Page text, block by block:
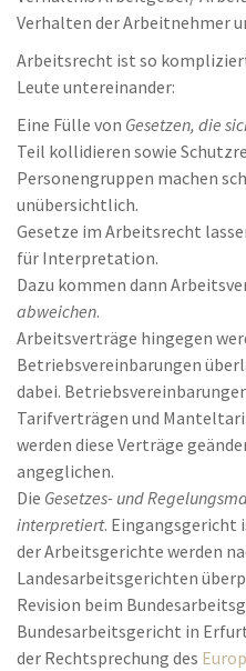
Verhalten der Arbeitnehmer
Arbeitsrecht ist so
Leute untereinander:
Eine Fülle von Gesetzen, die
Teil kollidieren sowie
Personengruppen machen
unübersichtlich.
Gesetze im Arbeitsrecht
für Interpretation.
Dazu kommen dann
abweichen.
Arbeitsverträge hingegen
Betriebsvereinbarungen
dabei.
Tarifverträgen und
werden diese Verträge
angeglichen.
Die Gesetzes- und
interpretiert. Eingangsgericht
der Arbeitsgerichte werden
Landesarbeitsgerichten
Revision beim
Bundesarbeitsgericht in
der Rechtsprechung des